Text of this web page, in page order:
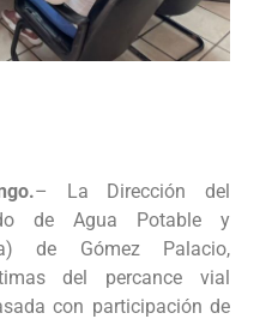
– La Dirección del
de Agua Potable y
de Gómez Palacio,
del percance vial
con participación de